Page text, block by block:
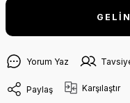
Yorum Yaz
Paylaş Karşılaştır